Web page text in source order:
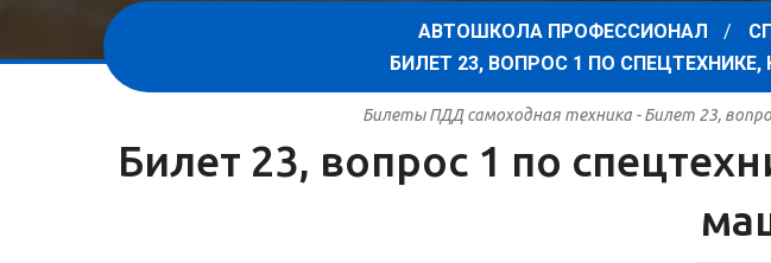
АВТОШКОЛА ПРОФЕССИОНАЛ
БИЛЕТ 23, ВОПРОС 1 ПО
Билеты ПДД самоходная техника - Билет 23,
Билет 23, вопрос 1 по